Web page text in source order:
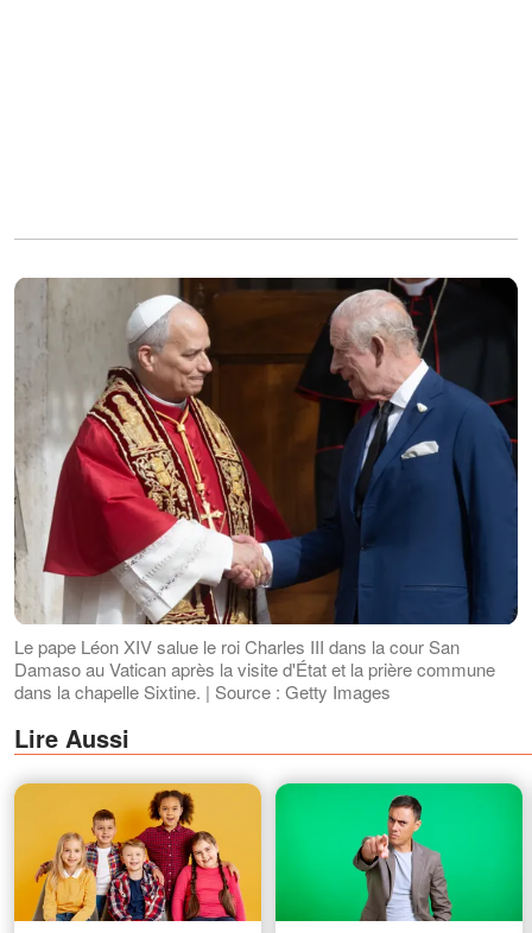
Le pape Léon XIV salue le roi Charles III dans la cour San
Damaso au Vatican après la visite d'État et la prière commune
dans la chapelle Sixtine. | Source : Getty Images
Lire Aussi